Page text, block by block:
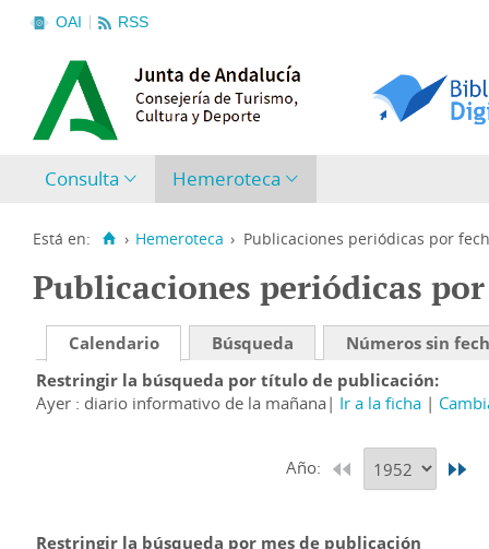
OAI RSS
Consulta Hemeroteca
Está en: › Hemeroteca › Publicaciones periódicas por
Publicaciones periódicas
Calendario Búsqueda
Números sin
Restringir la búsqueda por título de publicación
Ayer : diario informativo de la mañana
Ir a la ficha
Año:
Restringir la búsqueda por mes de publicación